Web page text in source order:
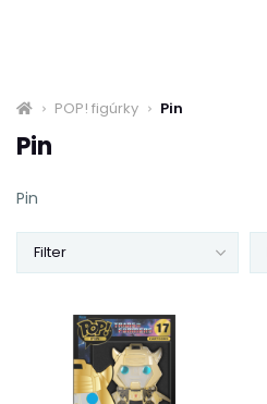
POP! figúrky Pin
Pin
Pin
Filter